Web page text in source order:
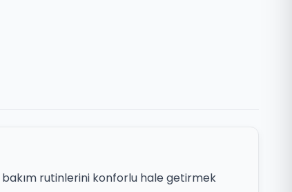
bakım rutinlerini konforlu hale getirmek